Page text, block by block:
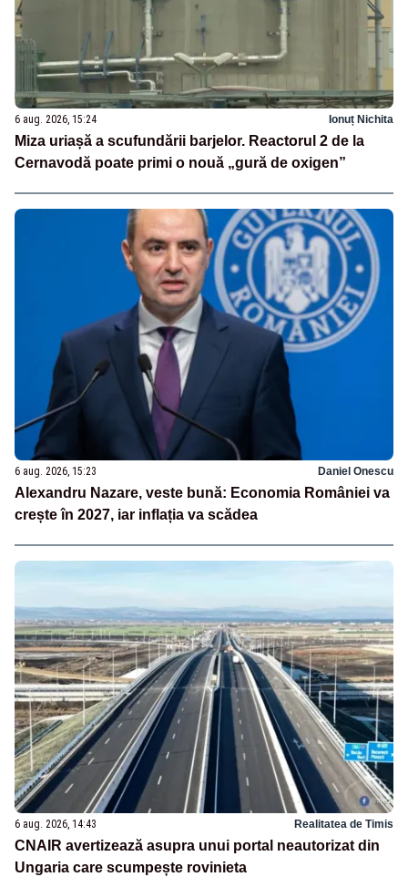
6 aug. 2026, 15:24 Ionuț Nichita
Miza uriașă a scufundării barjelor. Reactorul 2 de la
Cernavodă poate primi o nouă „gură de oxigen”
6 aug. 2026, 15:23 Daniel Onescu
Alexandru Nazare, veste bună: Economia României va
crește în 2027, iar inflația va scădea
6 aug. 2026, 14:43 Realitatea de Timis
CNAIR avertizează asupra unui portal neautorizat din
Ungaria care scumpește rovinieta